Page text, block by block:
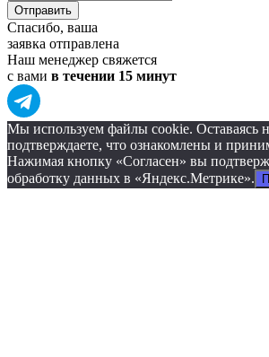
Отправить
Спасибо, ваша
заявка отправлена
Наш менеджер свяжется
с вами в течении 15 минут
Мы используем файлы cookie. Оставаясь
подтверждаете, что ознакомлены и
Нажимая кнопку «Согласен» вы
обработку данных в «Яндекс.Метрике».